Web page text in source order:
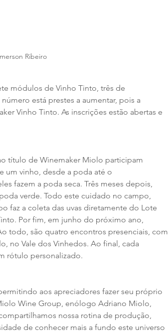
Ribeiro
módulos de Vinho Tinto, três de
está prestes a aumentar, pois a
Vinho Tinto. As inscrições estão abertas e
título de Winemaker Miolo participam
um vinho, desde a poda até o
fazem a poda seca. Três meses depois,
verde. Todo este cuidado no campo,
faz a coleta das uvas diretamente do Lote
Por fim, em junho do próximo ano,
todo, são quatro encontros presenciais, com
no Vale dos Vinhedos. Ao final, cada
rótulo personalizado.
aos apreciadores fazer seu próprio
Wine Group, enólogo Adriano Miolo,
nossa rotina de produção,
de conhecer mais a fundo este universo